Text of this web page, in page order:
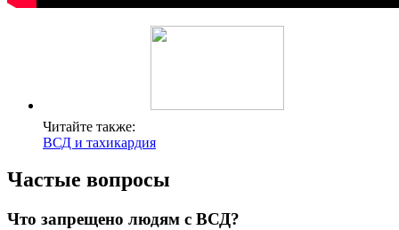
Читайте также:
ВСД и тахикардия
Частые вопросы
Что запрещено людям с ВСД?